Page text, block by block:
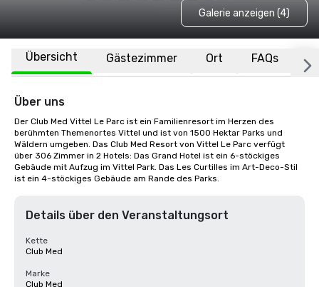
Galerie anzeigen (4)
Übersicht Gästezimmer Ort FAQs
Über uns
Der Club Med Vittel Le Parc ist ein Familienresort im Herzen des
berühmten Themenortes Vittel und ist von 1500 Hektar Parks und
Wäldern umgeben. Das Club Med Resort von Vittel Le Parc verfügt
über 306 Zimmer in 2 Hotels: Das Grand Hotel ist ein 6-stöckiges
Gebäude mit Aufzug im Vittel Park. Das Les Curtilles im Art-Deco-Stil
ist ein 4-stöckiges Gebäude am Rande des Parks.
Details über den Veranstaltungsort
Kette
Club Med
Marke
Club Med